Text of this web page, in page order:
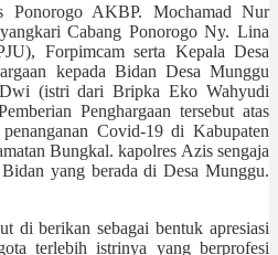
Ponorogo AKBP. Mochamad Nur
Cabang Ponorogo Ny. Lina
Forpimcam serta Kepala Desa
kepada Bidan Desa Munggu
(istri dari Bripka Eko Wahyudi
Penghargaan tersebut atas
Covid-19 di Kabupaten
Bungkal. kapolres Azis sengaja
yang berada di Desa Munggu.
di berikan sebagai bentuk apresiasi
terlebih istrinya yang berprofesi